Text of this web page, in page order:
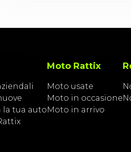
la tua auto
Moto Rattix
Moto usate
Moto in occasione
Moto in arrivo